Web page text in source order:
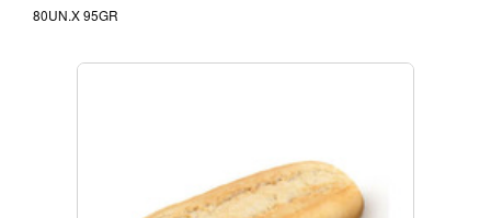
80UN.X 95GR